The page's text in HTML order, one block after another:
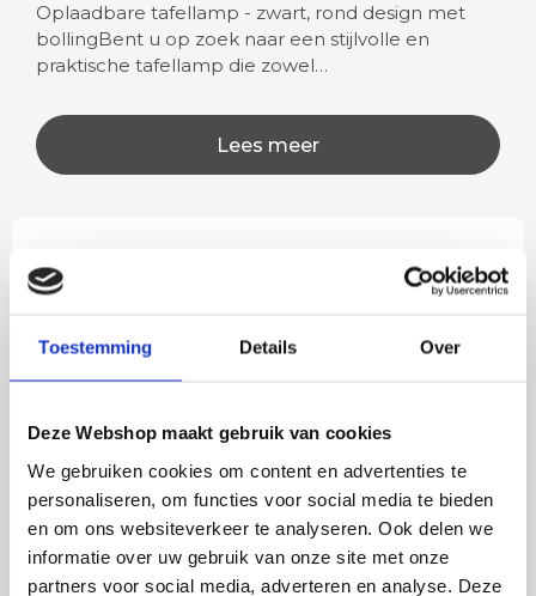
Toestemming Details Over
Deze Webshop maakt gebruik van cookies
We gebruiken cookies om content en advertenties te
personaliseren, om functies voor social media te bieden
en om ons websiteverkeer te analyseren. Ook delen we
informatie over uw gebruik van onze site met onze
partners voor social media, adverteren en analyse. Deze
Oplaadbare tafellamp - zwart, rond design met
bollingBent u op zoek naar een stijlvolle en
praktische tafellamp die zowel…
Lees meer
Rian
lamp heb uitgekozen en
besteld. De volgende dag
netjes en veilig verpakt.
leveren verliep vlot en
veel sfeer, het is ook
eenvoudig te